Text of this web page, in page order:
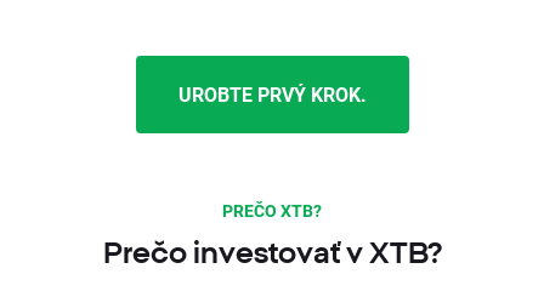
UROBTE PRVÝ KROK.
PREČO XTB?
Prečo investovať v XTB?